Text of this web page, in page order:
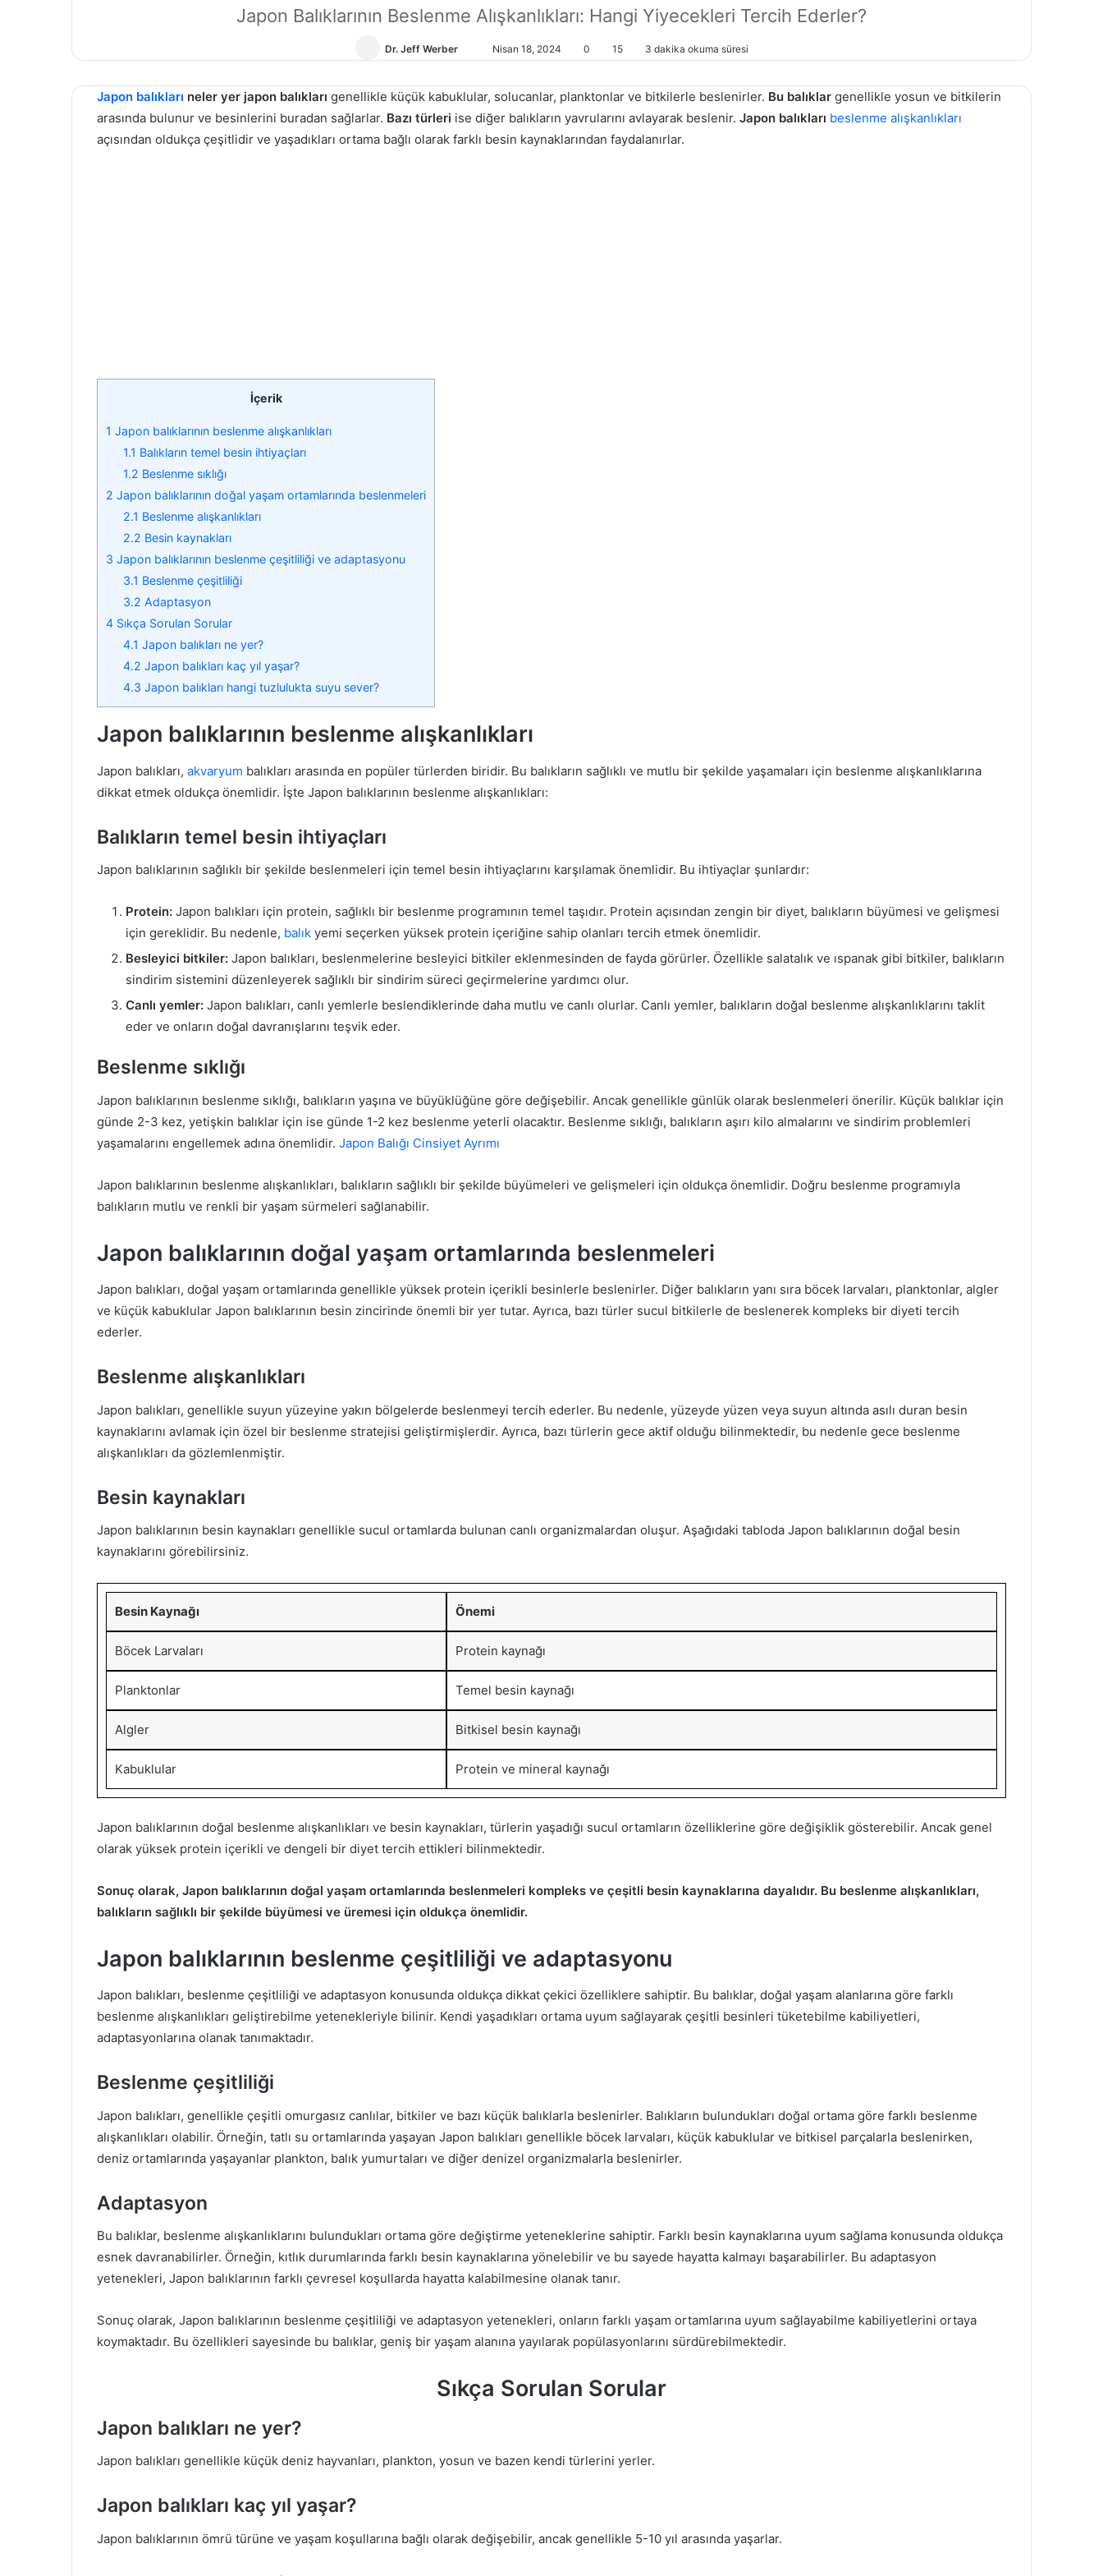
Japon Balıklarının Beslenme Alışkanlıkları: Hangi Yiyecekleri Tercih Ederler?
Dr. Jeff Werber
posta
Nisan 18, 2024 0 15 3 dakika okuma süresi
Japon balıkları neler yer japon balıkları genellikle küçük kabuklular, solucanlar, planktonlar ve bitkilerle beslenirler. Bu balıklar genellikle yosun ve bitkilerin
arasında bulunur ve besinlerini buradan sağlarlar. Bazı türleri ise diğer balıkların yavrularını avlayarak beslenir. Japon balıkları beslenme alışkanlıkları
açısından oldukça çeşitlidir ve yaşadıkları ortama bağlı olarak farklı besin kaynaklarından faydalanırlar.
İçerik
1 Japon balıklarının beslenme alışkanlıkları
1.1 Balıkların temel besin ihtiyaçları
1.2 Beslenme sıklığı
2 Japon balıklarının doğal yaşam ortamlarında beslenmeleri
2.1 Beslenme alışkanlıkları
2.2 Besin kaynakları
3 Japon balıklarının beslenme çeşitliliği ve adaptasyonu
3.1 Beslenme çeşitliliği
3.2 Adaptasyon
4 Sıkça Sorulan Sorular
4.1 Japon balıkları ne yer?
4.2 Japon balıkları kaç yıl yaşar?
4.3 Japon balıkları hangi tuzlulukta suyu sever?
Japon balıklarının beslenme alışkanlıkları
Japon balıkları, akvaryum balıkları arasında en popüler türlerden biridir. Bu balıkların sağlıklı ve mutlu bir şekilde yaşamaları için beslenme alışkanlıklarına
dikkat etmek oldukça önemlidir. İşte Japon balıklarının beslenme alışkanlıkları:
Balıkların temel besin ihtiyaçları
Japon balıklarının sağlıklı bir şekilde beslenmeleri için temel besin ihtiyaçlarını karşılamak önemlidir. Bu ihtiyaçlar şunlardır:
Protein: Japon balıkları için protein, sağlıklı bir beslenme programının temel taşıdır. Protein açısından zengin bir diyet, balıkların büyümesi ve gelişmesi
için gereklidir. Bu nedenle, balık yemi seçerken yüksek protein içeriğine sahip olanları tercih etmek önemlidir.
Besleyici bitkiler: Japon balıkları, beslenmelerine besleyici bitkiler eklenmesinden de fayda görürler. Özellikle salatalık ve ıspanak gibi bitkiler, balıkların
sindirim sistemini düzenleyerek sağlıklı bir sindirim süreci geçirmelerine yardımcı olur.
Canlı yemler: Japon balıkları, canlı yemlerle beslendiklerinde daha mutlu ve canlı olurlar. Canlı yemler, balıkların doğal beslenme alışkanlıklarını taklit
eder ve onların doğal davranışlarını teşvik eder.
Beslenme sıklığı
Japon balıklarının beslenme sıklığı, balıkların yaşına ve büyüklüğüne göre değişebilir. Ancak genellikle günlük olarak beslenmeleri önerilir. Küçük balıklar için
günde 2-3 kez, yetişkin balıklar için ise günde 1-2 kez beslenme yeterli olacaktır. Beslenme sıklığı, balıkların aşırı kilo almalarını ve sindirim problemleri
yaşamalarını engellemek adına önemlidir. Japon Balığı Cinsiyet Ayrımı
Japon balıklarının beslenme alışkanlıkları, balıkların sağlıklı bir şekilde büyümeleri ve gelişmeleri için oldukça önemlidir. Doğru beslenme programıyla
balıkların mutlu ve renkli bir yaşam sürmeleri sağlanabilir.
Japon balıklarının doğal yaşam ortamlarında beslenmeleri
Japon balıkları, doğal yaşam ortamlarında genellikle yüksek protein içerikli besinlerle beslenirler. Diğer balıkların yanı sıra böcek larvaları, planktonlar, algler
ve küçük kabuklular Japon balıklarının besin zincirinde önemli bir yer tutar. Ayrıca, bazı türler sucul bitkilerle de beslenerek kompleks bir diyeti tercih
ederler.
Beslenme alışkanlıkları
Japon balıkları, genellikle suyun yüzeyine yakın bölgelerde beslenmeyi tercih ederler. Bu nedenle, yüzeyde yüzen veya suyun altında asılı duran besin
kaynaklarını avlamak için özel bir beslenme stratejisi geliştirmişlerdir. Ayrıca, bazı türlerin gece aktif olduğu bilinmektedir, bu nedenle gece beslenme
alışkanlıkları da gözlemlenmiştir.
Besin kaynakları
Japon balıklarının besin kaynakları genellikle sucul ortamlarda bulunan canlı organizmalardan oluşur. Aşağıdaki tabloda Japon balıklarının doğal besin
kaynaklarını görebilirsiniz.
Besin Kaynağı Önemi
Böcek Larvaları Protein kaynağı
Planktonlar Temel besin kaynağı
Algler Bitkisel besin kaynağı
Kabuklular Protein ve mineral kaynağı
Japon balıklarının doğal beslenme alışkanlıkları ve besin kaynakları, türlerin yaşadığı sucul ortamların özelliklerine göre değişiklik gösterebilir. Ancak genel
olarak yüksek protein içerikli ve dengeli bir diyet tercih ettikleri bilinmektedir.
Sonuç olarak, Japon balıklarının doğal yaşam ortamlarında beslenmeleri kompleks ve çeşitli besin kaynaklarına dayalıdır. Bu beslenme alışkanlıkları,
balıkların sağlıklı bir şekilde büyümesi ve üremesi için oldukça önemlidir.
Japon balıklarının beslenme çeşitliliği ve adaptasyonu
Japon balıkları, beslenme çeşitliliği ve adaptasyon konusunda oldukça dikkat çekici özelliklere sahiptir. Bu balıklar, doğal yaşam alanlarına göre farklı
beslenme alışkanlıkları geliştirebilme yetenekleriyle bilinir. Kendi yaşadıkları ortama uyum sağlayarak çeşitli besinleri tüketebilme kabiliyetleri,
adaptasyonlarına olanak tanımaktadır.
Beslenme çeşitliliği
Japon balıkları, genellikle çeşitli omurgasız canlılar, bitkiler ve bazı küçük balıklarla beslenirler. Balıkların bulundukları doğal ortama göre farklı beslenme
alışkanlıkları olabilir. Örneğin, tatlı su ortamlarında yaşayan Japon balıkları genellikle böcek larvaları, küçük kabuklular ve bitkisel parçalarla beslenirken,
deniz ortamlarında yaşayanlar plankton, balık yumurtaları ve diğer denizel organizmalarla beslenirler.
Adaptasyon
Bu balıklar, beslenme alışkanlıklarını bulundukları ortama göre değiştirme yeteneklerine sahiptir. Farklı besin kaynaklarına uyum sağlama konusunda oldukça
esnek davranabilirler. Örneğin, kıtlık durumlarında farklı besin kaynaklarına yönelebilir ve bu sayede hayatta kalmayı başarabilirler. Bu adaptasyon
yetenekleri, Japon balıklarının farklı çevresel koşullarda hayatta kalabilmesine olanak tanır.
Sonuç olarak, Japon balıklarının beslenme çeşitliliği ve adaptasyon yetenekleri, onların farklı yaşam ortamlarına uyum sağlayabilme kabiliyetlerini ortaya
koymaktadır. Bu özellikleri sayesinde bu balıklar, geniş bir yaşam alanına yayılarak popülasyonlarını sürdürebilmektedir.
Sıkça Sorulan Sorular
Japon balıkları ne yer?
Japon balıkları genellikle küçük deniz hayvanları, plankton, yosun ve bazen kendi türlerini yerler.
Japon balıkları kaç yıl yaşar?
Japon balıklarının ömrü türüne ve yaşam koşullarına bağlı olarak değişebilir, ancak genellikle 5-10 yıl arasında yaşarlar.